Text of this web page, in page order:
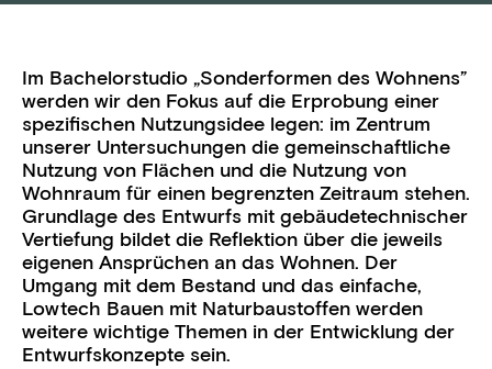
Im Bachelorstudio „Sonderformen des Wohnens”
werden wir den Fokus auf die Erprobung einer
spezifischen Nutzungsidee legen: im Zentrum
unserer Untersuchungen die gemeinschaftliche
Nutzung von Flächen und die Nutzung von
Wohnraum für einen begrenzten Zeitraum stehen.
Grundlage des Entwurfs mit gebäudetechnischer
Vertiefung bildet die Reflektion über die jeweils
eigenen Ansprüchen an das Wohnen. Der
Umgang mit dem Bestand und das einfache,
Lowtech Bauen mit Naturbaustoffen werden
weitere wichtige Themen in der Entwicklung der
Entwurfskonzepte sein.